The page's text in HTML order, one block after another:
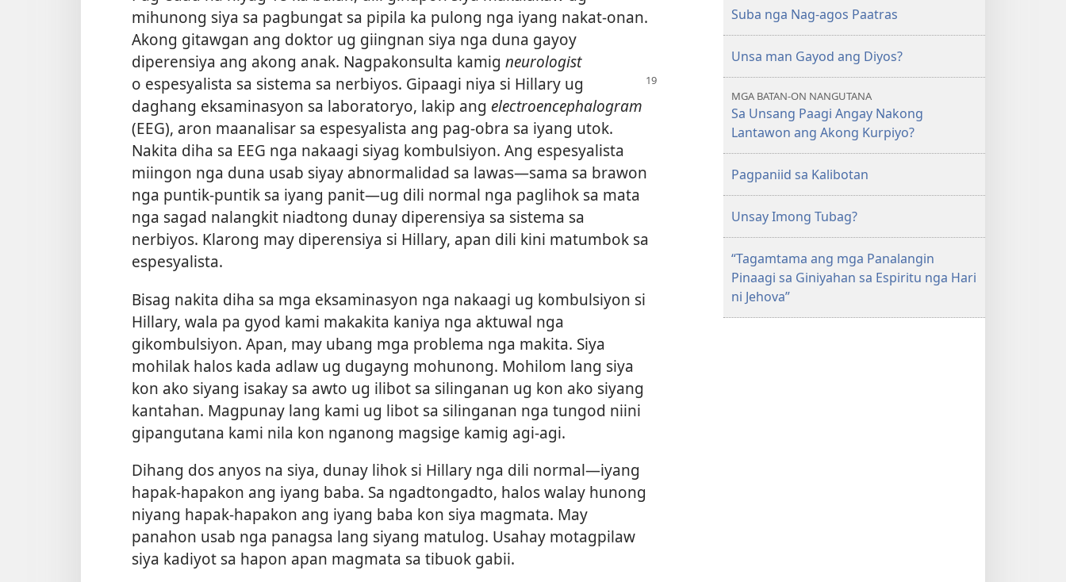
mihunong siya sa pagbungat sa pipila ka pulong nga iyang nakat-onan.
Akong gitawgan ang doktor ug giingnan siya nga duna gayoy
diperensiya ang akong anak. Nagpakonsulta kamig neurologist
o espesyalista sa sistema sa nerbiyos. Gipaagi niya si Hillary ug
daghang eksaminasyon sa laboratoryo, lakip ang electroencephalogram
(EEG), aron maanalisar sa espesyalista ang pag-obra sa iyang utok.
Nakita diha sa EEG nga nakaagi siyag kombulsiyon. Ang espesyalista
miingon nga duna usab siyay abnormalidad sa lawas​—sama sa brawon
nga puntik-puntik sa iyang panit—​ug dili normal nga paglihok sa mata
nga sagad nalangkit niadtong dunay diperensiya sa sistema sa
nerbiyos. Klarong may diperensiya si Hillary, apan dili kini matumbok sa
espesyalista.
Bisag nakita diha sa mga eksaminasyon nga nakaagi ug kombulsiyon si
Hillary, wala pa gyod kami makakita kaniya nga aktuwal nga
gikombulsiyon. Apan, may ubang mga problema nga makita. Siya
mohilak halos kada adlaw ug dugayng mohunong. Mohilom lang siya
kon ako siyang isakay sa awto ug ilibot sa silinganan ug kon ako siyang
kantahan. Magpunay lang kami ug libot sa silinganan nga tungod niini
gipangutana kami nila kon nganong magsige kamig agi-agi.
Dihang dos anyos na siya, dunay lihok si Hillary nga dili normal​—iyang
hapak-hapakon ang iyang baba. Sa ngadtongadto, halos walay hunong
niyang hapak-hapakon ang iyang baba kon siya magmata. May
panahon usab nga panagsa lang siyang matulog. Usahay motagpilaw
siya kadiyot sa hapon apan magmata sa tibuok gabii.
Suba nga Nag-agos Paatras
Unsa man Gayod ang Diyos?
MGA BATAN-ON NANGUTANA
Sa Unsang Paagi Angay Nakong
Lantawon ang Akong Kurpiyo?
Pagpaniid sa Kalibotan
Unsay Imong Tubag?
“Tagamtama ang mga Panalangin
Pinaagi sa Giniyahan sa Espiritu nga Hari
ni Jehova”